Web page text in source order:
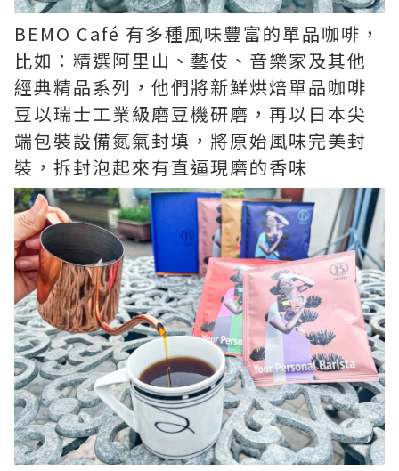
BEMO Café 有多種風味豐富的單品咖啡，
比如：精選阿里山、藝伎、音樂家及其他
經典精品系列，他們將新鮮烘焙單品咖啡
豆以瑞士工業級磨豆機研磨，再以日本尖
端包裝設備氮氣封填，將原始風味完美封
裝，拆封泡起來有直逼現磨的香味